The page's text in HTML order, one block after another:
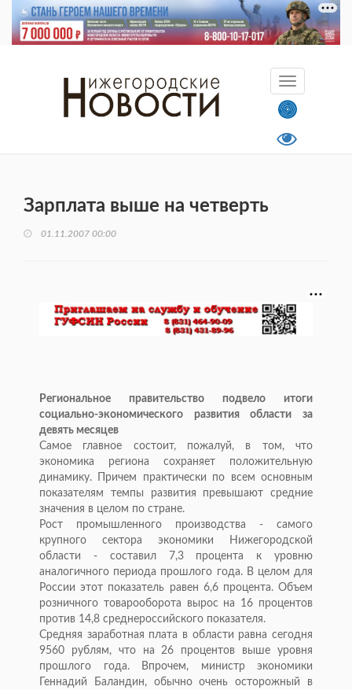
Зарплата выше на четверть
01.11.2007 00:00
Региональное правительство подвело итоги
социально-экономического развития области за
девять месяцев
Самое главное состоит, пожалуй, в том, что
экономика региона сохраняет положительную
динамику. Причем практически по всем основным
показателям темпы развития превышают средние
значения в целом по стране.
Рост промышленного производства - самого
крупного сектора экономики Нижегородской
области - составил 7,3 процента к уровню
аналогичного периода прошлого года. В целом для
России этот показатель равен 6,6 процента. Объем
розничного товарооборота вырос на 16 процентов
против 14,8 среднероссийского показателя.
Средняя заработная плата в области равна сегодня
9560 рублям, что на 26 процентов выше уровня
прошлого года. Впрочем, министр экономики
Геннадий Баландин, обычно очень осторожный в